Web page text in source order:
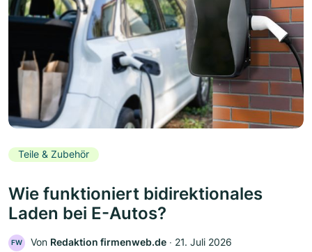
Teile & Zubehör
Wie funktioniert bidirektionales
Laden bei E-Autos?
FW Von Redaktion firmenweb.de ‧ 21. Juli 2026